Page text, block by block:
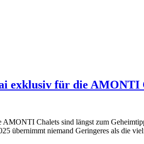
exklusiv für die AMONTI
Chalets sind längst zum
übernimmt niemand Geringeres als die